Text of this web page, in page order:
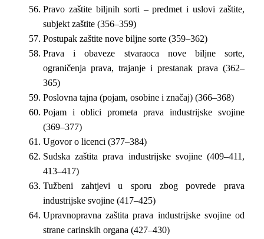
Pravo zaštite biljnih sorti – predmet i uslovi zaštite,
subjekt zaštite (356–359)
Postupak zaštite nove biljne sorte (359–362)
Prava i obaveze stvaraoca nove biljne sorte,
ograničenja prava, trajanje i prestanak prava (362–
365)
Poslovna tajna (pojam, osobine i značaj) (366–368)
Pojam i oblici prometa prava industrijske svojine
(369–377)
Ugovor o licenci (377–384)
Sudska zaštita prava industrijske svojine (409–411,
413–417)
Tužbeni zahtjevi u sporu zbog povrede prava
industrijske svojine (417–425)
Upravnopravna zaštita prava industrijske svojine od
strane carinskih organa (427–430)